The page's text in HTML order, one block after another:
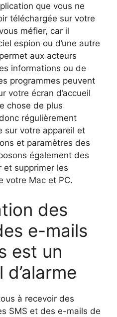
que vous ne
téléchargée sur votre
méfier, car il
espion ou d’une autre
aux acteurs
informations ou de
programmes peuvent
votre écran d’accueil
chose de plus
régulièrement
sur votre appareil et
et paramètres des
également des
et supprimer les
votre Mac et PC.
des
e-mails
est un
à recevoir des
SMS et des e-mails de